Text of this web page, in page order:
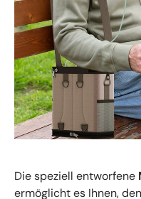
Die speziell entworfene
ermöglicht es Ihnen, den